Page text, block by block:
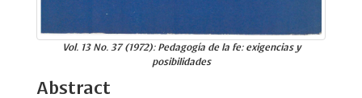
Vol. 13 No. 37 (1972): Pedagogía de la fe: exigencias y
posibilidades
Abstract